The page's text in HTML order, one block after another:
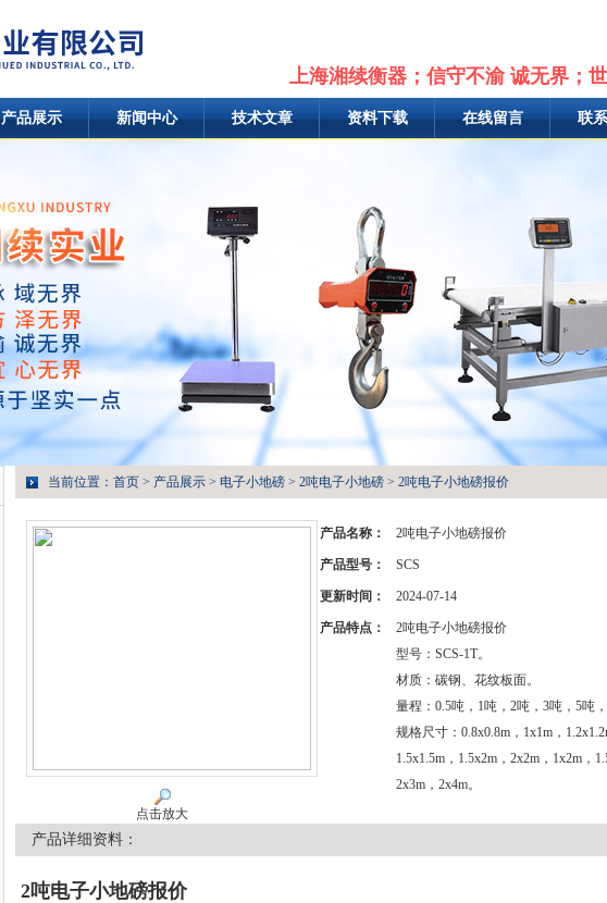
上海湘续衡器；信守不渝 诚无界；
产品展示 新闻中心 技术文章 资料下载 在线留言 联
当前位置： 首页 > 产品展示 > 电子小地磅 > 2吨电子小地磅 > 2吨电子小地磅报价
点击放大
产品名称： 2吨电子小地磅报价
产品型号： SCS
更新时间： 2024-07-14
产品特点：
2吨电子小地磅报价
型号：SCS-1T。
材质：碳钢、花纹板面。
量程：0.5吨，1吨，2吨，3吨，5吨，
规格尺寸：0.8x0.8m，1x1m，
1.5x1.5m，1.5x2m，2x2m，1x2m，
2x3m，2x4m。
产品详细资料：
2吨电子小地磅报价